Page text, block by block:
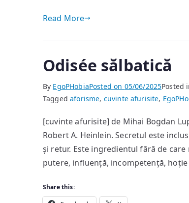
Read More
Odisée sălbatică
By EgoPHobiaPosted on 05/06/2025Posted
Taggedaforisme, cuvinte afurisite,
[cuvinte afurisite] de Mihai Bogdan
Robert A. Heinlein. Secretul este
și retur. Este ingredientul fără de
putere, influență, incompetență,
Share this: